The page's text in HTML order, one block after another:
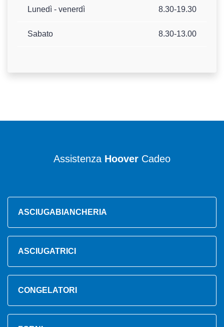
Lunedì - venerdì 8.30-19.30
Sabato 8.30-13.00
Assistenza Hoover Cadeo
ASCIUGABIANCHERIA
ASCIUGATRICI
CONGELATORI